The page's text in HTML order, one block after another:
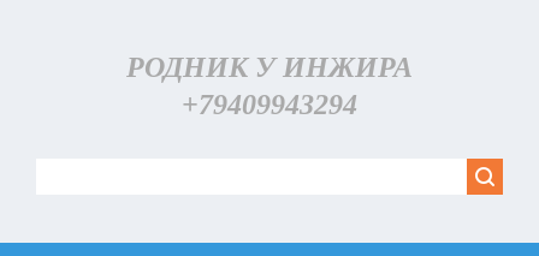
РОДНИК У ИНЖИРА
+79409943294